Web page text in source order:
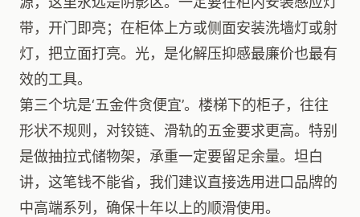
带，开门即亮；在柜体上方或侧面安装洗墙灯或射
灯，把立面打亮。光，是化解压抑感最廉价也最有
效的工具。
第三个坑是‘五金件贪便宜’。楼梯下的柜子，往往
形状不规则，对铰链、滑轨的五金要求更高。特别
是做抽拉式储物架，承重一定要留足余量。坦白
讲，这笔钱不能省，我们建议直接选用进口品牌的
中高端系列，确保十年以上的顺滑使用。